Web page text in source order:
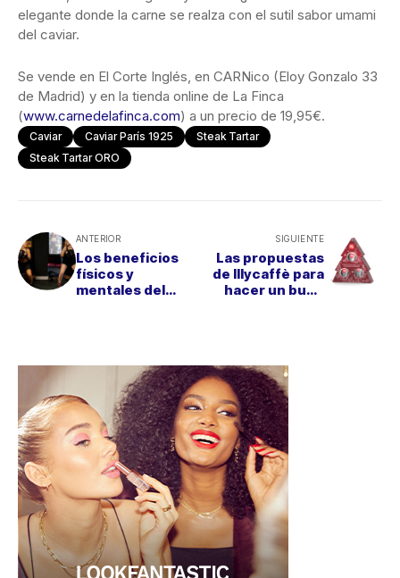
elegante donde la carne se realza con el sutil sabor umami
del caviar.
Se vende en El Corte Inglés, en CARNico (Eloy Gonzalo 33
de Madrid) y en la tienda online de La Finca
(www.carnedelafinca.com) a un precio de 19,95€.
Caviar Caviar París 1925
Steak Tartar
Steak Tartar ORO
ANTERIOR
Los beneficios
físicos y
mentales del
SIGUIENTE
Las propuestas
de Illycaffè para
hacer un buen